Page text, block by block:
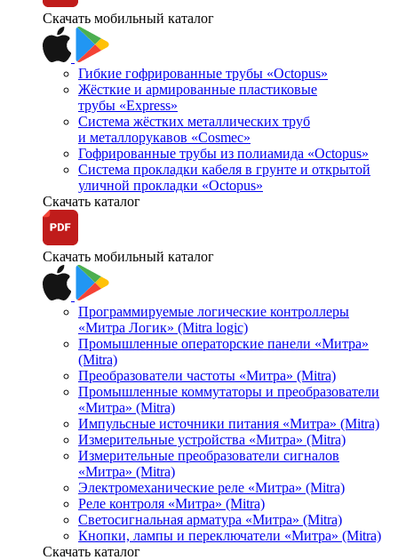
Скачать мобильный каталог
Гибкие гофрированные трубы «Octopus»
Жёсткие и армированные пластиковые
трубы «Express»
Система жёстких металлических труб
и металлорукавов «Cosmec»
Гофрированные трубы из полиамида «Octopus»
Система прокладки кабеля в грунте и открытой
уличной прокладки «Octopus»
Скачать каталог
Скачать мобильный каталог
Программируемые логические контроллеры
«Митра Логик» (Mitra logic)
Промышленные операторские панели «Митра»
(Mitra)
Преобразователи частоты «Митра» (Mitra)
Промышленные коммутаторы и преобразователи
«Митра» (Mitra)
Импульсные источники питания «Митра» (Mitra)
Измерительные устройства «Митра» (Mitra)
Измерительные преобразователи сигналов
«Митра» (Mitra)
Электромеханические реле «Митра» (Mitra)
Реле контроля «Митра» (Mitra)
Светосигнальная арматура «Митра» (Mitra)
Кнопки, лампы и переключатели «Митра» (Mitra)
Скачать каталог